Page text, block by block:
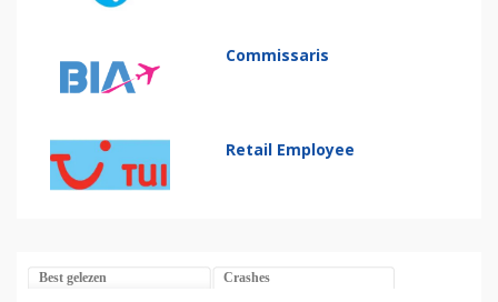
Commissaris
Retail Employee
Best gelezen Crashes